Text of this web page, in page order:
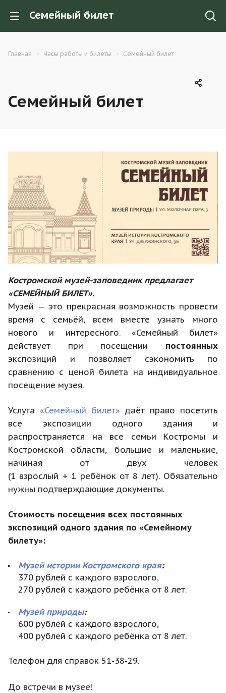
Семейный билет
Главная Часы работы и билеты Семейный билет
Семейный билет
Костромской музей-заповедник предлагает
«СЕМЕЙНЫЙ БИЛЕТ».
Музей — это прекрасная возможность провести
время с семьёй, всем вместе узнать много
нового и интересного. «Семейный билет»
действует при посещении постоянных
экспозиций и позволяет сэкономить по
сравнению с ценой билета на индивидуальное
посещение музея.
Услуга «Семейный билет» даёт право посетить
все экспозиции одного здания и
распространяется на все семьи Костромы и
Костромской области, большие и маленькие,
начиная от двух человек
(1 взрослый + 1 ребёнок от 8 лет). Обязательно
нужны подтверждающие документы.
Стоимость посещения всех постоянных
экспозиций одного здания по «Семейному
билету»:
Музей истории Костромского края:
370 рублей с каждого взрослого,
270 рублей с каждого ребёнка от 8 лет.
Музей природы:
600 рублей с каждого взрослого,
400 рублей с каждого ребёнка от 8 лет.
Телефон для справок 51-38-29.
До встречи в музее!